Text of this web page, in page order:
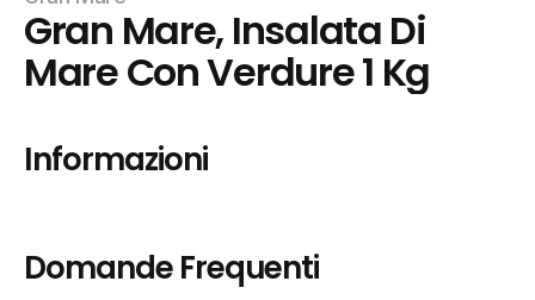
Gran Mare, Insalata Di
Mare Con Verdure 1 Kg
Informazioni
Domande Frequenti